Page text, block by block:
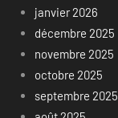
janvier 2026
décembre 2025
novembre 2025
octobre 2025
septembre 2025